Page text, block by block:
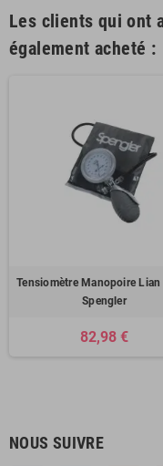
Les clients qui ont
également acheté :
Tensiomètre Manopoire
Spengler
82,98 €
NOUS SUIVRE